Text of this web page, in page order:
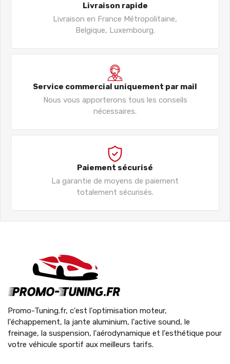
Livraison rapide
Livraison en France Métropolitaine,
Belgique, Luxembourg.
Service commercial uniquement par mail
Nous vous apporterons tous les conseils
nécessaires.
Paiement sécurisé
La garantie de moyens de paiement
totalement sécurisés.
Promo-Tuning.fr, c'est l'optimisation moteur,
l'échappement, la jante aluminium, l'active sound, le
freinage, la suspension, l'aérodynamique et l'esthétique pour
votre véhicule sportif aux meilleurs tarifs.